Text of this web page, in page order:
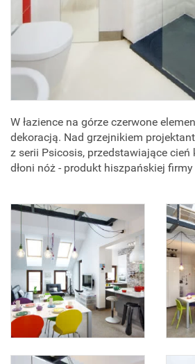
W łazience na górze czerwone
dekoracją. Nad grzejnikiem
z serii Psicosis, przedstawiające
dłoni nóż - produkt hiszpańskiej firmy